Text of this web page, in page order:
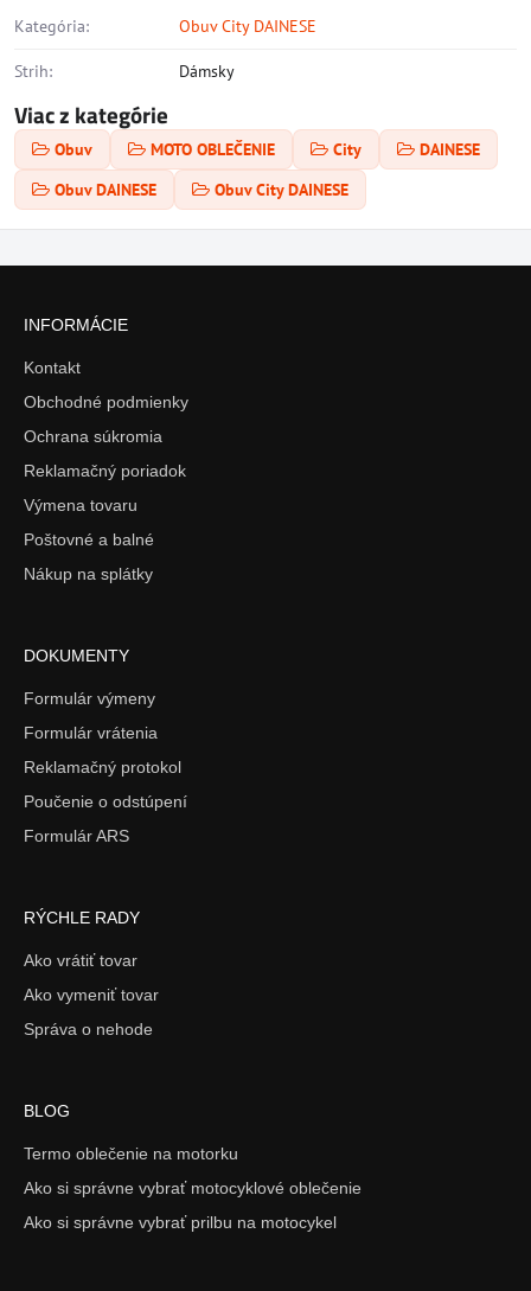
Kategória: Obuv City DAINESE
Strih: Dámsky
Viac z kategórie
Obuv MOTO OBLEČENIE City
DAINESE
Obuv DAINESE
Obuv City DAINESE
INFORMÁCIE
Kontakt
Obchodné podmienky
Ochrana súkromia
Reklamačný poriadok
Výmena tovaru
Poštovné a balné
Nákup na splátky
DOKUMENTY
Formulár výmeny
Formulár vrátenia
Reklamačný protokol
Poučenie o odstúpení
Formulár ARS
RÝCHLE RADY
Ako vrátiť tovar
Ako vymeniť tovar
Správa o nehode
BLOG
Termo oblečenie na motorku
Ako si správne vybrať motocyklové oblečenie
Ako si správne vybrať prilbu na motocykel